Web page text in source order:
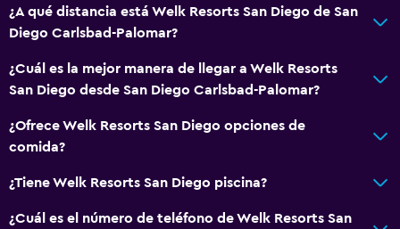
¿A qué distancia está Welk Resorts San Diego de San
Diego Carlsbad-Palomar?
¿Cuál es la mejor manera de llegar a Welk Resorts
San Diego desde San Diego Carlsbad-Palomar?
¿Ofrece Welk Resorts San Diego opciones de
comida?
¿Tiene Welk Resorts San Diego piscina?
¿Cuál es el número de teléfono de Welk Resorts San